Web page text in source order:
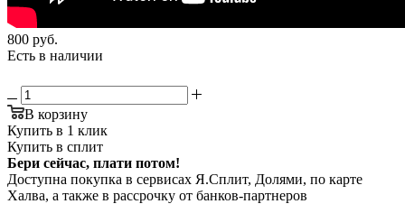
800 руб.
Есть в наличии
В корзину
Купить в 1 клик
Купить в сплит
Бери сейчас, плати потом!
Доступна покупка в сервисах Я.Сплит, Долями, по карте
Халва, а также в рассрочку от банков-партнеров